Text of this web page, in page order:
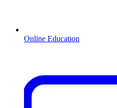
Online Education